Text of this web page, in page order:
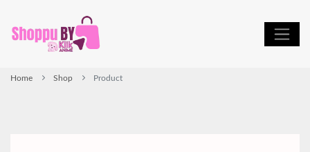
Home Shop Product